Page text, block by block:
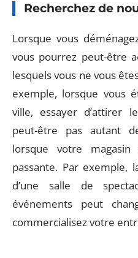
Recherchez de
Lorsque vous
vous pourrez peut-être
lesquels vous ne vous
exemple, lorsque vous
ville, essayer d’attirer
peut-être pas autant
lorsque votre
passante. Par exemple,
d’une salle de
événements peut
commercialisez votre